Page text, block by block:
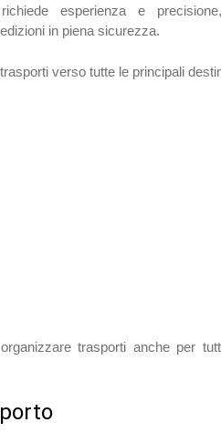
esperienza e
in piena sicurezza.
verso tutte le principali
trasporti anche per